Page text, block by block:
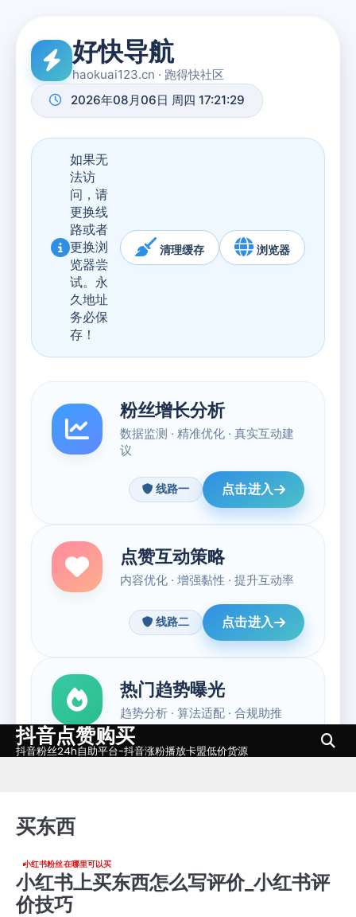
Skip抖音点赞购买
抖音粉丝24h自助平台-抖音涨粉播放卡盟低价货源
买东西
小红书粉丝在哪里可以买
小红书上买东西怎么写评价_小红书评
价技巧